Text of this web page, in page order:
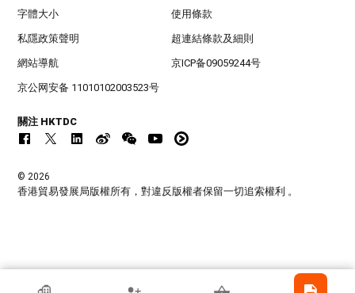
字體大小 使用條款
私隱政策聲明 超連結條款及細則
網站導航 京ICP备09059244号
京公网安备 11010102003523号
關注 HKTDC
© 2026
香港貿易發展局版權所有，對違反版權者保留一切追索權利 。